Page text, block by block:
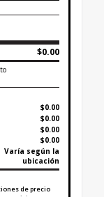
$0.00
$0.00
$0.00
$0.00
$0.00
Varía según la
ubicación
de precio